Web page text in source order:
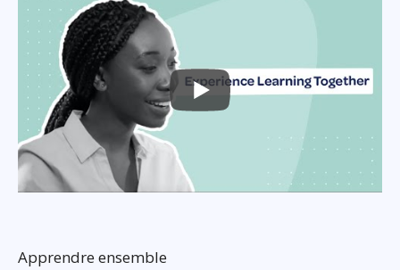
Apprendre ensemble